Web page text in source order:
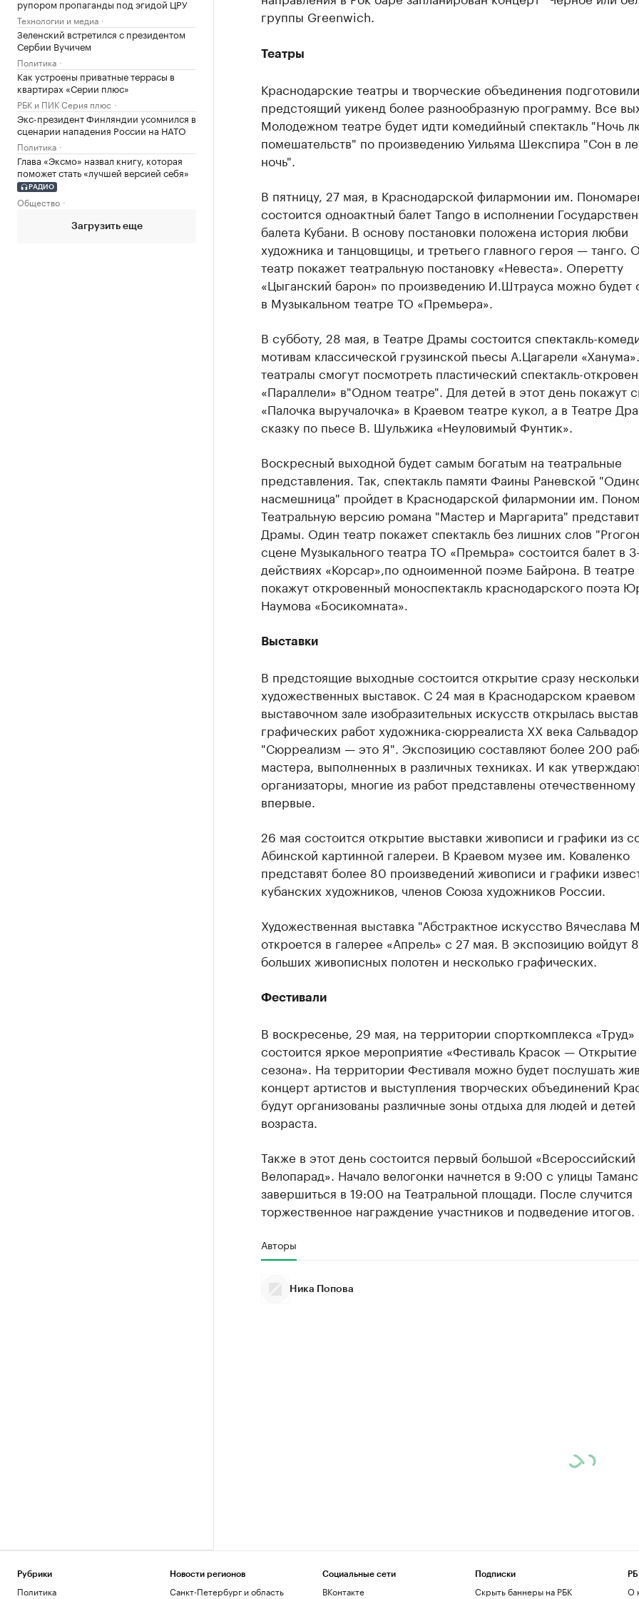
рупором пропаганды под эгидой ЦРУ
Технологии и медиа
Зеленский встретился с президентом
Сербии Вучичем
Политика
Как устроены приватные террасы в
квартирах «Серии плюс»
РБК и ПИК Серия плюс
Экс-президент Финляндии усомнился в
сценарии нападения России на НАТО
Политика
Глава «Эксмо» назвал книгу, которая
поможет стать «лучшей версией себя»
РАДИО
Общество
Загрузить еще
группы Greenwich.
Театры
Краснодарские театры и творческие объединения
предстоящий уикенд более разнообразную программу. Все
Молодежном театре будет идти комедийный спектакль "Ночь
помешательств" по произведению Уильяма Шекспира "Сон в
ночь".
В пятницу, 27 мая, в Краснодарской филармонии им.
состоится одноактный балет Tango в исполнении
балета Кубани. В основу постановки положена история любви
художника и танцовщицы, и третьего главного героя — танго.
театр покажет театральную постановку «Невеста». Оперетту
«Цыганский барон» по произведению И.Штрауса можно будет
в Музыкальном театре ТО «Премьера».
В субботу, 28 мая, в Театре Драмы состоится спектакль-
мотивам классической грузинской пьесы А.Цагарели
театралы смогут посмотреть пластический спектакль-
«Параллели» в"Одном театре". Для детей в этот день покажут
«Палочка выручалочка» в Краевом театре кукол, а в Театре
сказку по пьесе В. Шульжика «Неуловимый Фунтик».
Воскресный выходной будет самым богатым на театральные
представления. Так, спектакль памяти Фаины Раневской
насмешница" пройдет в Краснодарской филармонии им.
Театральную версию романа "Мастер и Маргарита"
Драмы. Один театр покажет спектакль без лишних слов
сцене Музыкального театра ТО «Премьра» состоится балет в
действиях «Корсар»,по одноименной поэме Байрона. В
покажут откровенный моноспектакль краснодарского поэта
Наумова «Босикомната».
Выставки
В предстоящие выходные состоится открытие сразу
художественных выставок. С 24 мая в Краснодарском краевом
выставочном зале изобразительных искусств открылась
графических работ художника-сюрреалиста XX века
"Сюрреализм — это Я". Экспозицию составляют более 200
мастера, выполненных в различных техниках. И как
организаторы, многие из работ представлены
впервые.
26 мая состоится открытие выставки живописи и графики из
Абинской картинной галереи. В Краевом музее им. Коваленко
представят более 80 произведений живописи и графики
кубанских художников, членов Союза художников России.
Художественная выставка "Абстрактное искусство Вячеслава
откроется в галерее «Апрель» с 27 мая. В экспозицию войдут 8
больших живописных полотен и несколько графических.
Фестивали
В воскресенье, 29 мая, на территории спорткомплекса «Труд»
состоится яркое мероприятие «Фестиваль Красок — Открытие
сезона». На территории Фестиваля можно будет послушать
концерт артистов и выступления творческих объединений
будут организованы различные зоны отдыха для людей и
возраста.
Также в этот день состоится первый большой «Всероссийский
Велопарад». Начало велогонки начнется в 9:00 с улицы
завершиться в 19:00 на Театральной площади. После случится
торжественное награждение участников и подведение итогов.
Авторы
Ника Попова
Рубрики
Политика
Новости регионов
Санкт-Петербург и область
Социальные сети
ВКонтакте
Подписки
Скрыть баннеры на РБК О